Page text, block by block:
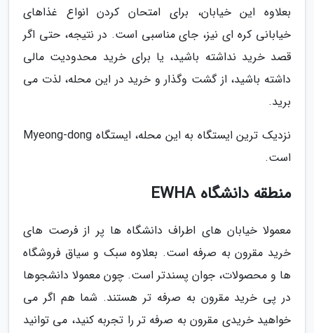
بعلاوه این خیابان، برای امتحان کردن انواع غذاهای
خیابانی کره ای نیز، جای مناسبی است. در نتیجه، حتی اگر
قصد خرید نداشته باشید، یا برای خرید محدودیت مالی
داشته باشید، از گشت وگذار و خرید در این محله، لذت می
برید.
نزدیک ترین ایستگاه به این محله، ایستگاه Myeong-dong
است.
منطقه دانشگاه EWHA
معمولا خیابان های اطراف دانشگاه ها پر از فرصت های
خرید مقرون به صرفه است. بعلاوه سبک و سیاق فروشگاه
ها و محصولات، جوان پسندتر است. چون معمولا دانشجوها
در پی خرید مقرون به صرفه تر هستند. شما هم اگر می
خواهید خریدی مقرون به صرفه تر را تجربه کنید، می توانید